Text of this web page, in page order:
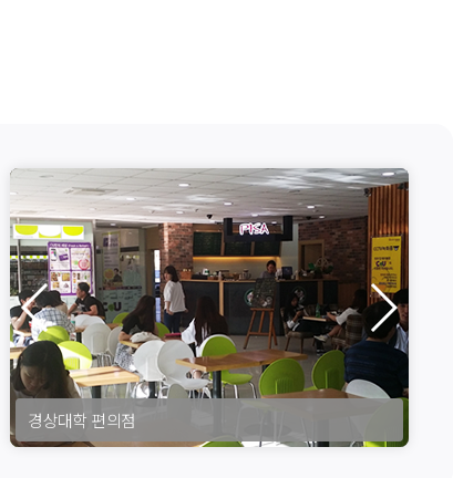
대덕밸리 편의점
공과대학 편의점
문과대학 편의점
경상대학 편의점